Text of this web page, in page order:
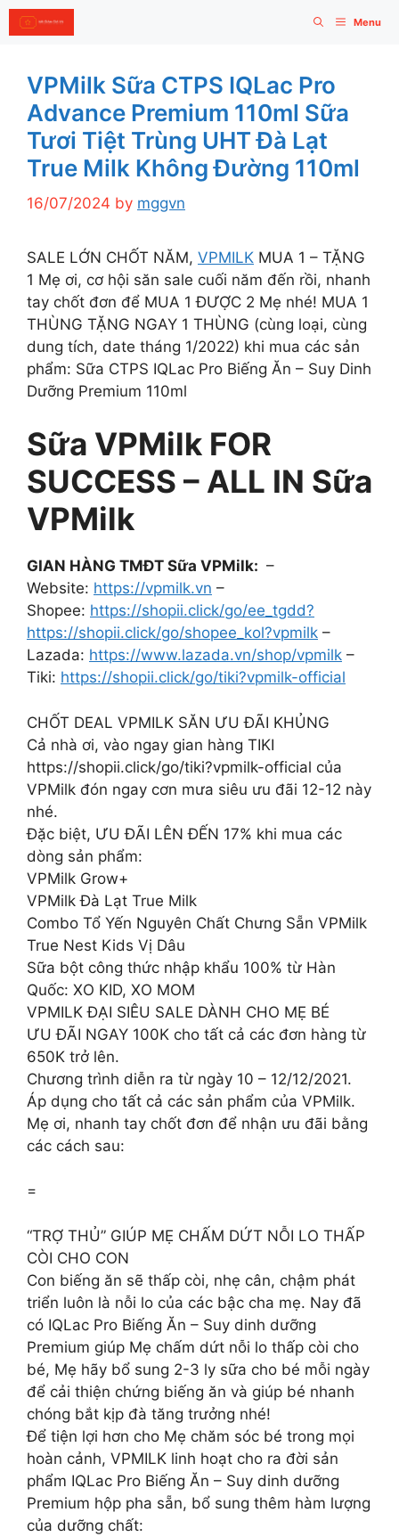
Skip
to
Menu
VPMilk Sữa CTPS IQLac Pro
Advance Premium 110ml Sữa
Tươi Tiệt Trùng UHT Đà Lạt
True Milk Không Đường 110ml
16/07/2024 by mggvn
SALE LỚN CHỐT NĂM, VPMILK MUA 1 – TẶNG
1 Mẹ ơi, cơ hội săn sale cuối năm đến rồi, nhanh
tay chốt đơn để MUA 1 ĐƯỢC 2 Mẹ nhé! MUA 1
THÙNG TẶNG NGAY 1 THÙNG (cùng loại, cùng
dung tích, date tháng 1/2022) khi mua các sản
phẩm: Sữa CTPS IQLac Pro Biếng Ăn – Suy Dinh
Dưỡng Premium 110ml
Sữa VPMilk FOR
SUCCESS – ALL IN Sữa
VPMilk
GIAN HÀNG TMĐT Sữa VPMilk: –
Website: https://vpmilk.vn –
Shopee: https://shopii.click/go/ee_tgdd?
https://shopii.click/go/shopee_kol?vpmilk –
Lazada: https://www.lazada.vn/shop/vpmilk –
Tiki: https://shopii.click/go/tiki?vpmilk-official
CHỐT DEAL VPMILK SĂN ƯU ĐÃI KHỦNG
Cả nhà ơi, vào ngay gian hàng TIKI
https://shopii.click/go/tiki?vpmilk-official của
VPMilk đón ngay cơn mưa siêu ưu đãi 12-12 này
nhé.
Đặc biệt, ƯU ĐÃI LÊN ĐẾN 17% khi mua các
dòng sản phẩm:
VPMilk Grow+
VPMilk Đà Lạt True Milk
Combo Tổ Yến Nguyên Chất Chưng Sẵn VPMilk
True Nest Kids Vị Dâu
Sữa bột công thức nhập khẩu 100% từ Hàn
Quốc: XO KID, XO MOM
VPMILK ĐẠI SIÊU SALE DÀNH CHO MẸ BÉ
ƯU ĐÃI NGAY 100K cho tất cả các đơn hàng từ
650K trở lên.
Chương trình diễn ra từ ngày 10 – 12/12/2021.
Áp dụng cho tất cả các sản phẩm của VPMilk.
Mẹ ơi, nhanh tay chốt đơn để nhận ưu đãi bằng
các cách sau:
=
“TRỢ THỦ” GIÚP MẸ CHẤM DỨT NỖI LO THẤP
CÒI CHO CON
Con biếng ăn sẽ thấp còi, nhẹ cân, chậm phát
triển luôn là nỗi lo của các bậc cha mẹ. Nay đã
có IQLac Pro Biếng Ăn – Suy dinh dưỡng
Premium giúp Mẹ chấm dứt nỗi lo thấp còi cho
bé, Mẹ hãy bổ sung 2-3 ly sữa cho bé mỗi ngày
để cải thiện chứng biếng ăn và giúp bé nhanh
chóng bắt kịp đà tăng trưởng nhé!
Để tiện lợi hơn cho Mẹ chăm sóc bé trong mọi
hoàn cảnh, VPMILK linh hoạt cho ra đời sản
phẩm IQLac Pro Biếng Ăn – Suy dinh dưỡng
Premium hộp pha sẵn, bổ sung thêm hàm lượng
của dưỡng chất: